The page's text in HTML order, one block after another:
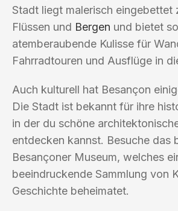
Stadt liegt malerisch eingebettet
Flüssen und Bergen und bietet
atemberaubende Kulisse für
Fahrradtouren und Ausflüge in
Auch kulturell hat Besançon
Die Stadt ist bekannt für ihre
in der du schöne
entdecken kannst. Besuche das
Besançoner Museum, welches
beeindruckende Sammlung von
Geschichte beheimatet.